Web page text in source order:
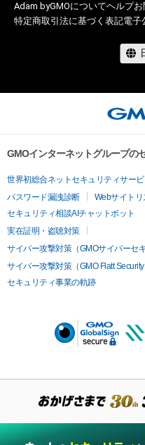
Adam byGMOについてヘルプお
特定商取引法に基づく表記電子
GMOインターネットグループの
世界初総合ネットセキュリティサービ
パスワード漏洩診断
Webサイト
セキュリティ相談AIチャットボット
実在証明・盗聴対策
サイバー攻撃対策（GMOサイバーセ
サイバー攻撃対策（GMO Flatt Security
セキュリティ事業の軌跡